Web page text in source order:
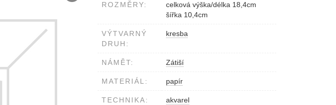
ROZMĚRY:
celková výška/délka 18,4cm
šířka 10,4cm
VÝTVARNÝ
DRUH:
kresba
NÁMĚT: Zátiší
MATERIÁL: papír
TECHNIKA:
akvarel